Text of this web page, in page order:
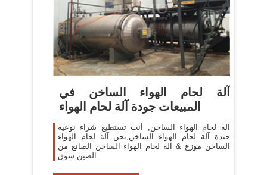
آلة لحام الهواء الساخن في
المبيعات جودة آلة لحام الهواء
آلة لحام الهواء الساخن, أنت تستطيع شراء نوعية
جيدة آلة لحام الهواء الساخن,نحن آلة لحام الهواء
الساخن موزع & آلة لحام الهواء الساخن الصانع من
الصين سوق.